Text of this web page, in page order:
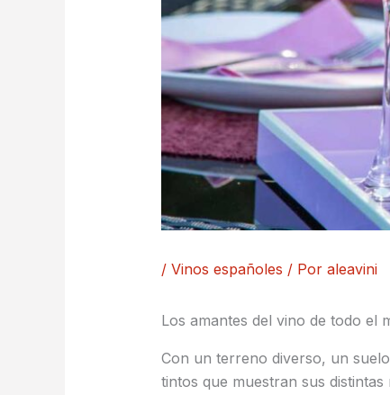
/ Vinos españoles / Por aleavini
Los amantes del vino de todo el
Con un terreno diverso, un
tintos que muestran sus distintas